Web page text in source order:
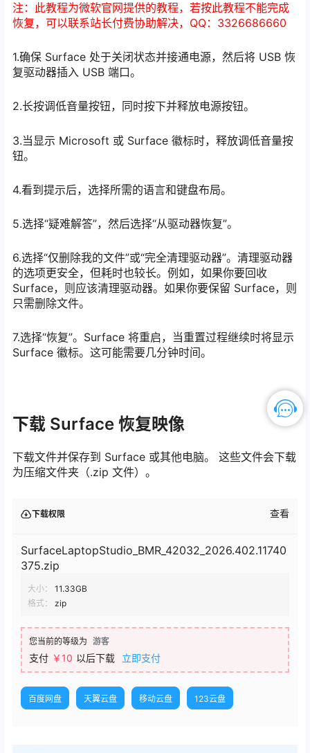
注：此教程为微软官网提供的教程，若按此教程不能完成
恢复，可以联系站长付费协助解决，QQ：3326686660
1.确保 Surface 处于关闭状态并接通电源，然后将 USB 恢
复驱动器插入 USB 端口。
2.长按调低音量按钮，同时按下并释放电源按钮。
3.当显示 Microsoft 或 Surface 徽标时，释放调低音量按
钮。
4.看到提示后，选择所需的语言和键盘布局。
5.选择“疑难解答”，然后选择“从驱动器恢复”。
6.选择“仅删除我的文件”或“完全清理驱动器”。清理驱动器
的选项更安全，但耗时也较长。例如，如果你要回收
Surface，则应该清理驱动器。如果你要保留 Surface，则
只需删除文件。
7.选择“恢复”。Surface 将重启，当重置过程继续时将显示
Surface 徽标。这可能需要几分钟时间。
下载 Surface 恢复映像
下载文件并保存到 Surface 或其他电脑。 这些文件会下载
为压缩文件夹（.zip 文件）。
下载权限 查看
SurfaceLaptopStudio_BMR_42032_2026.402.11740
375.zip
大小：
11.33GB
格式：
zip
您当前的等级为 游客
支付 ￥10 以后下载 立即支付
百度网盘 天翼云盘 移动云盘 123云盘